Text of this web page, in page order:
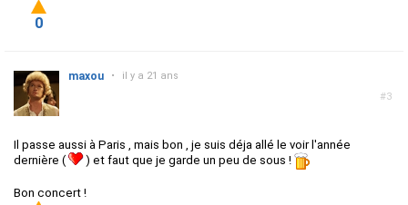
0
#3
maxou • il y a 21 ans
Il passe aussi à Paris , mais bon , je suis déja allé le voir l'année
dernière (
) et faut que je garde un peu de sous !
Bon concert !